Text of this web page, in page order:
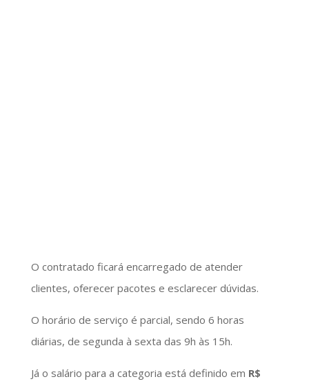
O contratado ficará encarregado de atender
clientes, oferecer pacotes e esclarecer dúvidas.
O horário de serviço é parcial, sendo 6 horas
diárias, de segunda à sexta das 9h às 15h.
Já o salário para a categoria está definido em R$